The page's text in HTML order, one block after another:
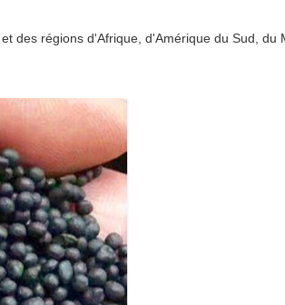
des régions d'Afrique, d'Amérique du Sud, du